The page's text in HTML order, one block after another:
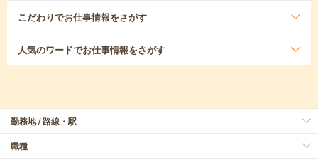
こだわりでお仕事情報をさがす
人気のワードでお仕事情報をさがす
勤務地 / 路線・駅
職種